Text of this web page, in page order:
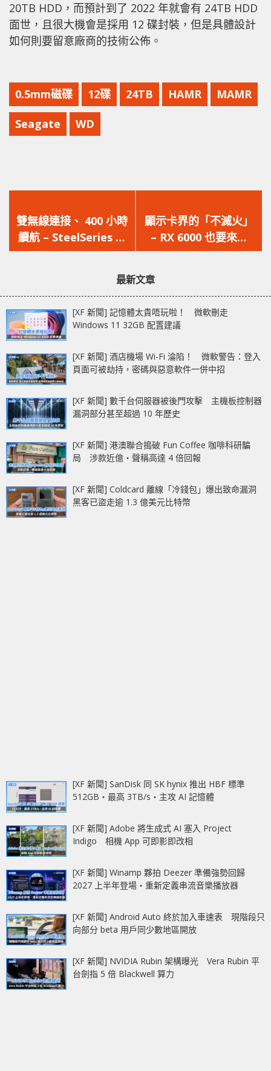
20TB HDD，而預計到了 2022 年就會有 24TB HDD
面世，且很大機會是採用 12 碟封裝，但是具體設計
如何則要留意廠商的技術公佈。
0.5mm磁碟 12碟 24TB HAMR MAMR
Seagate WD
一
篇
文
雙無線連接、 400 小時
續航 – SteelSeries 推
出全新 Rival 3
一
篇
文
顯示卡界的「不滅火」
– RX 6000 也要來了
RX 580 顯示卡依然不
最新文章
[XF 新聞] 記憶體太貴唔玩啦！ 微軟刪走
Windows 11 32GB 配置建議
[XF 新聞] 酒店機場 Wi-Fi 淪陷！ 微軟警告：登入
頁面可被劫持，密碼與惡意軟件一併中招
[XF 新聞] 數千台伺服器被後門攻擊 主機板控制器
漏洞部分甚至超過 10 年歷史
[XF 新聞] 港澳聯合搗破 Fun Coffee 咖啡科研騙
局 涉款近億‧聲稱高達 4 倍回報
[XF 新聞] Coldcard 離線「冷錢包」爆出致命漏洞
黑客已盜走逾 1.3 億美元比特幣
[XF 新聞] SanDisk 同 SK hynix 推出 HBF 標準
512GB‧最高 3TB/s‧主攻 AI 記憶體
[XF 新聞] Adobe 將生成式 AI 塞入 Project
Indigo 相機 App 可即影即改相
[XF 新聞] Winamp 夥拍 Deezer 準備強勢回歸
2027 上半年登場‧重新定義串流音樂播放器
[XF 新聞] Android Auto 終於加入車速表 現階段只
向部分 beta 用戶同少數地區開放
[XF 新聞] NVIDIA Rubin 架構曝光 Vera Rubin 平
台劍指 5 倍 Blackwell 算力